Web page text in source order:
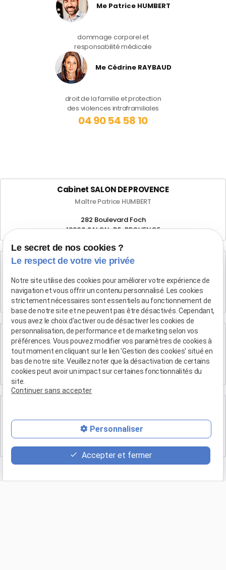
Me Patrice HUMBERT
dommage corporel et
responsabilité médicale
Me Cédrine RAYBAUD
droit de la famille et protection
des violences intraframiliales
04 90 54 58 10
Cabinet SALON DE PROVENCE
Maître Patrice HUMBERT
282 Boulevard Foch
13300 SALON-DE-PROVENCE
Cabinet d'Aix-en-Provence
4 rue du Quatre-Septembre
13100 AIX EN PROVENCE
Cabinet de Marseille
Maître Patrice HUMBERT
19 Bd Arthur Michaud
13015 MARSEILLE
Maître Patrice HUMBERT
Eden B, 1 bis Rue Antoine de Saint-Exupéry Batiment l
13700 Marignane
Le secret de nos cookies ?
Le respect de votre vie privée
Notre site utilise des cookies pour améliorer votre expérience de
navigation et vous offrir un contenu personnalisé. Les cookies
strictement nécessaires sont essentiels au fonctionnement de
base de notre site et ne peuvent pas être désactivés. Cependant,
vous avez le choix d'activer ou de désactiver les cookies de
personnalisation, de performance et de marketing selon vos
préférences. Vous pouvez modifier vos paramètres de cookies à
tout moment en cliquant sur le lien 'Gestion des cookies' situé en
bas de notre site. Veuillez noter que la désactivation de certains
cookies peut avoir un impact sur certaines fonctionnalités du
site.
Continuer sans accepter
Personnaliser
Accepter et fermer